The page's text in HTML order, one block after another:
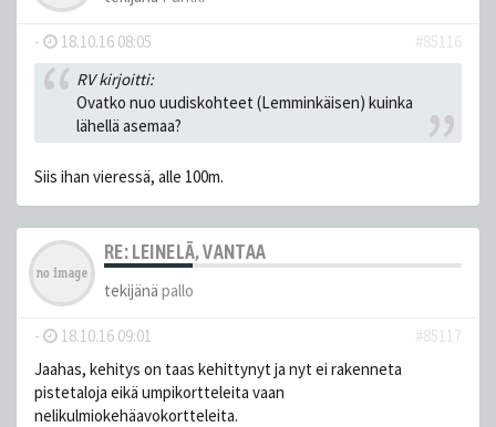
- 18.10.16 08:05
#85116
RV kirjoitti:
Ovatko nuo uudiskohteet (Lemminkäisen) kuinka
lähellä asemaa?
Siis ihan vieressä, alle 100m.
RE: LEINELÄ, VANTAA
tekijänä pallo
- 18.10.16 09:01
#85117
Jaahas, kehitys on taas kehittynyt ja nyt ei rakenneta
pistetaloja eikä umpikortteleita vaan
nelikulmiokehäavokortteleita.